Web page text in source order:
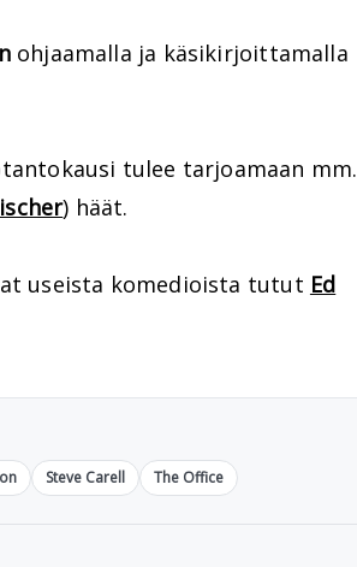
ohjaamalla ja käsikirjoittamalla
tulee tarjoamaan mm.
) häät.
useista komedioista tutut Ed
Steve Carell The Office